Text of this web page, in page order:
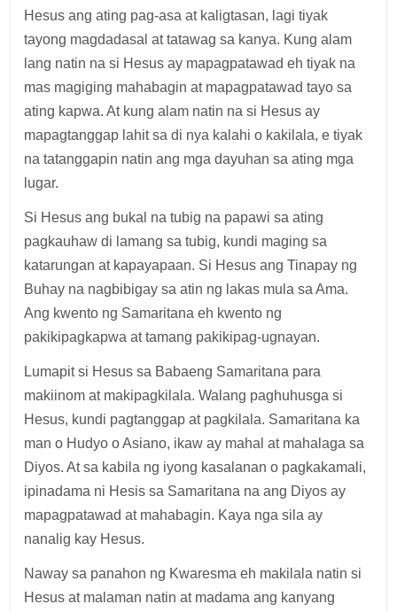
Hesus ang ating pag-asa at kaligtasan, lagi tiyak
tayong magdadasal at tatawag sa kanya. Kung alam
lang natin na si Hesus ay mapagpatawad eh tiyak na
mas magiging mahabagin at mapagpatawad tayo sa
ating kapwa. At kung alam natin na si Hesus ay
mapagtanggap lahit sa di nya kalahi o kakilala, e tiyak
na tatanggapin natin ang mga dayuhan sa ating mga
lugar.
Si Hesus ang bukal na tubig na papawi sa ating
pagkauhaw di lamang sa tubig, kundi maging sa
katarungan at kapayapaan. Si Hesus ang Tinapay ng
Buhay na nagbibigay sa atin ng lakas mula sa Ama.
Ang kwento ng Samaritana eh kwento ng
pakikipagkapwa at tamang pakikipag-ugnayan.
Lumapit si Hesus sa Babaeng Samaritana para
makiinom at makipagkilala. Walang paghuhusga si
Hesus, kundi pagtanggap at pagkilala. Samaritana ka
man o Hudyo o Asiano, ikaw ay mahal at mahalaga sa
Diyos. At sa kabila ng iyong kasalanan o pagkakamali,
ipinadama ni Hesis sa Samaritana na ang Diyos ay
mapagpatawad at mahabagin. Kaya nga sila ay
nanalig kay Hesus.
Naway sa panahon ng Kwaresma eh makilala natin si
Hesus at malaman natin at madama ang kanyang